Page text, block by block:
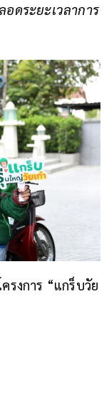
ดระยะเวลาการ
รงการ “แกร็บวัย